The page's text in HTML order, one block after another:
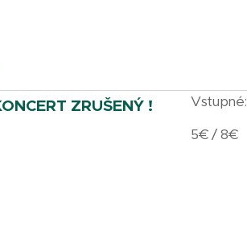
ZRUŠENÝ !
Vstupné:
5€ / 8€